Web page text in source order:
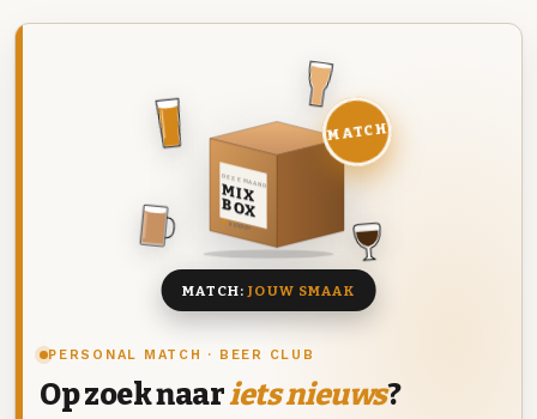
PERSONAL MATCH · BEER CLUB
Op zoek naariets nieuws?
DEZE MAAND
MIX
BOX
8 BIEREN
MATCH
MATCH:JOUW SMAAK